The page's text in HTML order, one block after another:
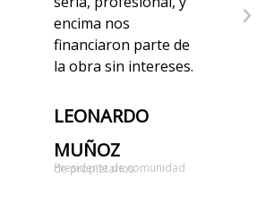
encima nos
financiaron parte de
la obra sin intereses.
LEONARDO
MUÑOZ
Presidente de comunidad de propietarios